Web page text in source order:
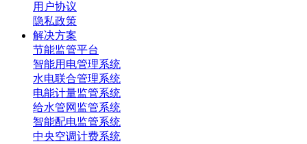
用户协议
隐私政策
解决方案
节能监管平台
智能用电管理系统
水电联合管理系统
电能计量监管系统
给水管网监管系统
智能配电监管系统
中央空调计费系统